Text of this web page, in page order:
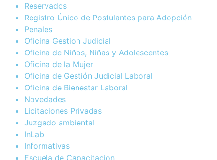
Reservados
Registro Único de Postulantes para Adopción
Penales
Oficina Gestion Judicial
Oficina de Niños, Niñas y Adolescentes
Oficina de la Mujer
Oficina de Gestión Judicial Laboral
Oficina de Bienestar Laboral
Novedades
Licitaciones Privadas
Juzgado ambiental
InLab
Informativas
Escuela de Capacitacion